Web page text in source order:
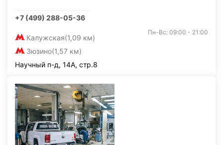
+7 (499) 288-05-36
Калужская(1,09 км)
Зюзино(1,57 км)
Пн-Вс: 09:00 - 21:00
Научный п-д, 14А, стр.8